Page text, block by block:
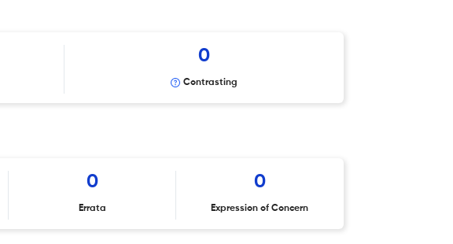
0
Contrasting
0
Errata
0
Expression of Concern